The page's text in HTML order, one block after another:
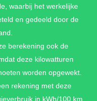
waarbij het werkelijke
en gedeeld door de
berekening ook de
deze kilowatturen
worden opgewekt.
rekening met deze
in kWh/100 km